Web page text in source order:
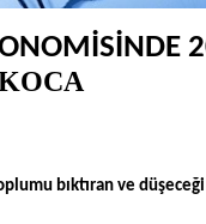
bıktıran ve